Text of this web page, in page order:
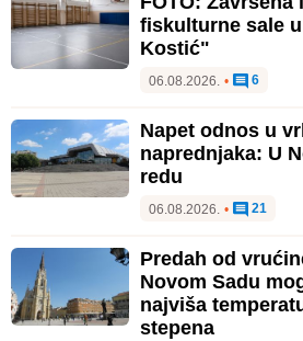
fiskulturne sale
Kostić"
06.08.2026. • 6
Napet odnos u
naprednjaka: U
redu
06.08.2026. • 21
Predah od
Novom Sadu
najviša
stepena